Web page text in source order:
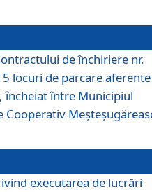
de închiriere nr.
locuri de parcare aferente
încheiat între Municipiul
Cooperativ
executarea de lucrări